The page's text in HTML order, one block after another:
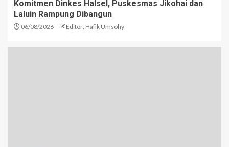
Komitmen Dinkes Halsel, Puskesmas Jikohai dan
Laluin Rampung Dibangun
06/08/2026 Editor: Hafik Umsohy